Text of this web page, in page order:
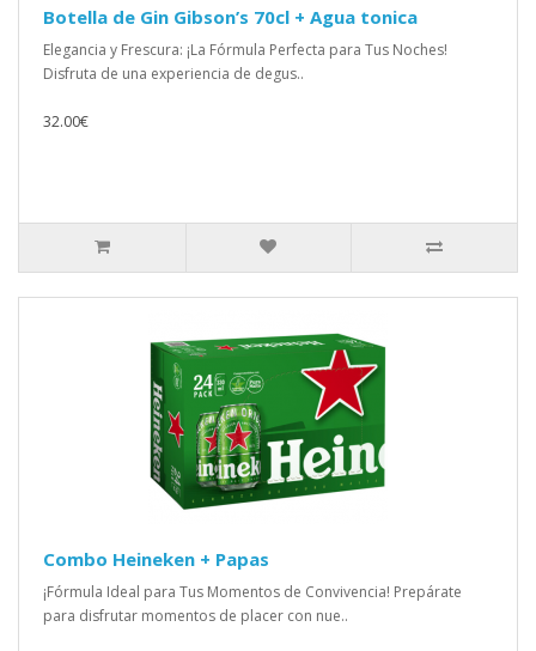
Botella de Gin Gibson’s 70cl + Agua tonica
Elegancia y Frescura: ¡La Fórmula Perfecta para Tus Noches!
Disfruta de una experiencia de degus..
32.00€
Combo Heineken + Papas
¡Fórmula Ideal para Tus Momentos de Convivencia! Prepárate
para disfrutar momentos de placer con nue..